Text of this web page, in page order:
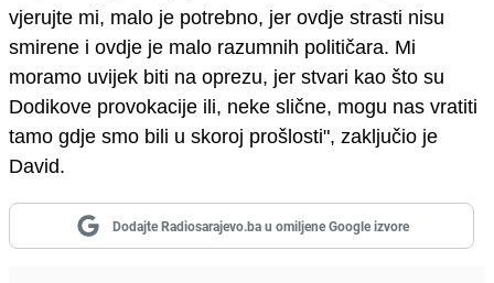
vjerujte mi, malo je potrebno, jer ovdje strasti nisu
smirene i ovdje je malo razumnih političara. Mi
moramo uvijek biti na oprezu, jer stvari kao što su
Dodikove provokacije ili, neke slične, mogu nas vratiti
tamo gdje smo bili u skoroj prošlosti", zaključio je
David.
Dodajte Radiosarajevo.ba u omiljene Google izvore